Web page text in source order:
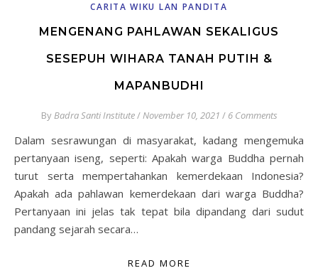
CARITA WIKU LAN PANDITA
MENGENANG PAHLAWAN SEKALIGUS
SESEPUH WIHARA TANAH PUTIH &
MAPANBUDHI
ByBadra Santi Institute/November 10, 2021 / 6 Comments
Dalam sesrawungan di masyarakat, kadang mengemuka
pertanyaan iseng, seperti: Apakah warga Buddha pernah
turut serta mempertahankan kemerdekaan Indonesia?
Apakah ada pahlawan kemerdekaan dari warga Buddha?
Pertanyaan ini jelas tak tepat bila dipandang dari sudut
pandang sejarah secara…
READ MORE